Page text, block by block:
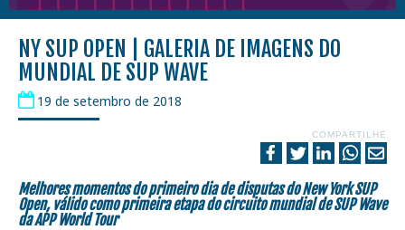
NY SUP OPEN | GALERIA DE IMAGENS DO
MUNDIAL DE SUP WAVE
19 de setembro de 2018
COMPARTILHE
Melhores momentos do primeiro dia de disputas do New York SUP
Open, válido como primeira etapa do circuito mundial de SUP Wave
da APP World Tour